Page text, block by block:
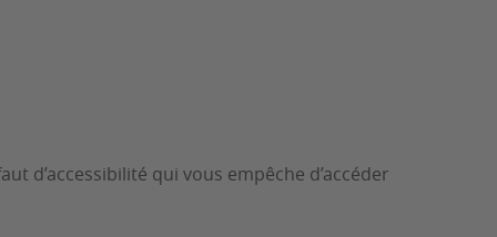
d’accessibilité qui vous empêche d’accéder